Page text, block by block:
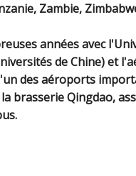
Zambie,
années avec
de Chine) et
des aéroports
brasserie Qingdao,